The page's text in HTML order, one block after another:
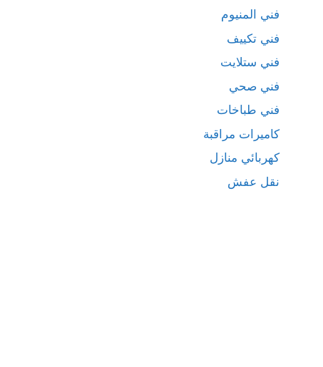
فني المنيوم
فني تكييف
فني ستلايت
فني صحي
فني طباخات
كاميرات مراقبة
كهربائي منازل
نقل عفش